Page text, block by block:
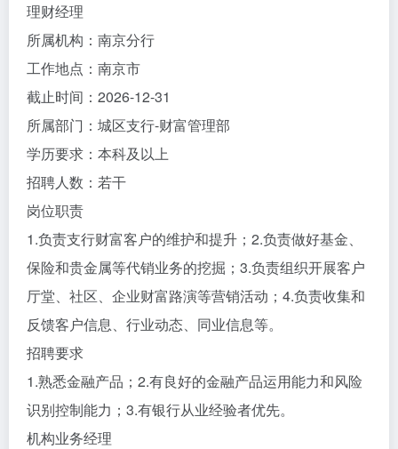
理财经理
所属机构：南京分行
工作地点：南京市
截止时间：2026-12-31
所属部门：城区支行-财富管理部
学历要求：本科及以上
招聘人数：若干
岗位职责
1.负责支行财富客户的维护和提升；2.负责做好基金、
保险和贵金属等代销业务的挖掘；3.负责组织开展客户
厅堂、社区、企业财富路演等营销活动；4.负责收集和
反馈客户信息、行业动态、同业信息等。
招聘要求
1.熟悉金融产品；2.有良好的金融产品运用能力和风险
识别控制能力；3.有银行从业经验者优先。
机构业务经理